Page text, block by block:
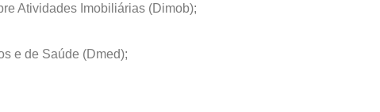
Atividades Imobiliárias (Dimob);
e de Saúde (Dmed);